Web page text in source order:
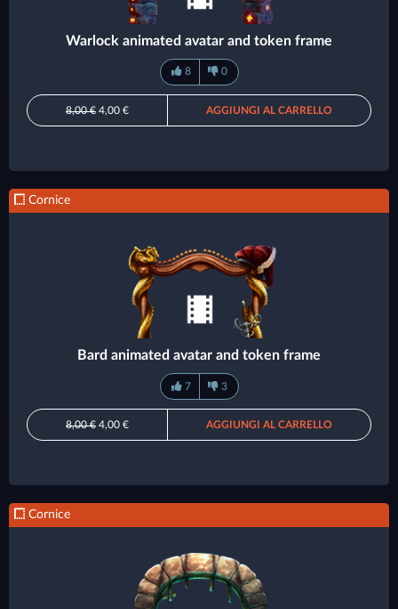
Warlock animated avatar and token frame
8 0
8,00 € 4,00 € AGGIUNGI AL CARRELLO
Cornice
Bard animated avatar and token frame
7 3
8,00 € 4,00 € AGGIUNGI AL CARRELLO
Cornice